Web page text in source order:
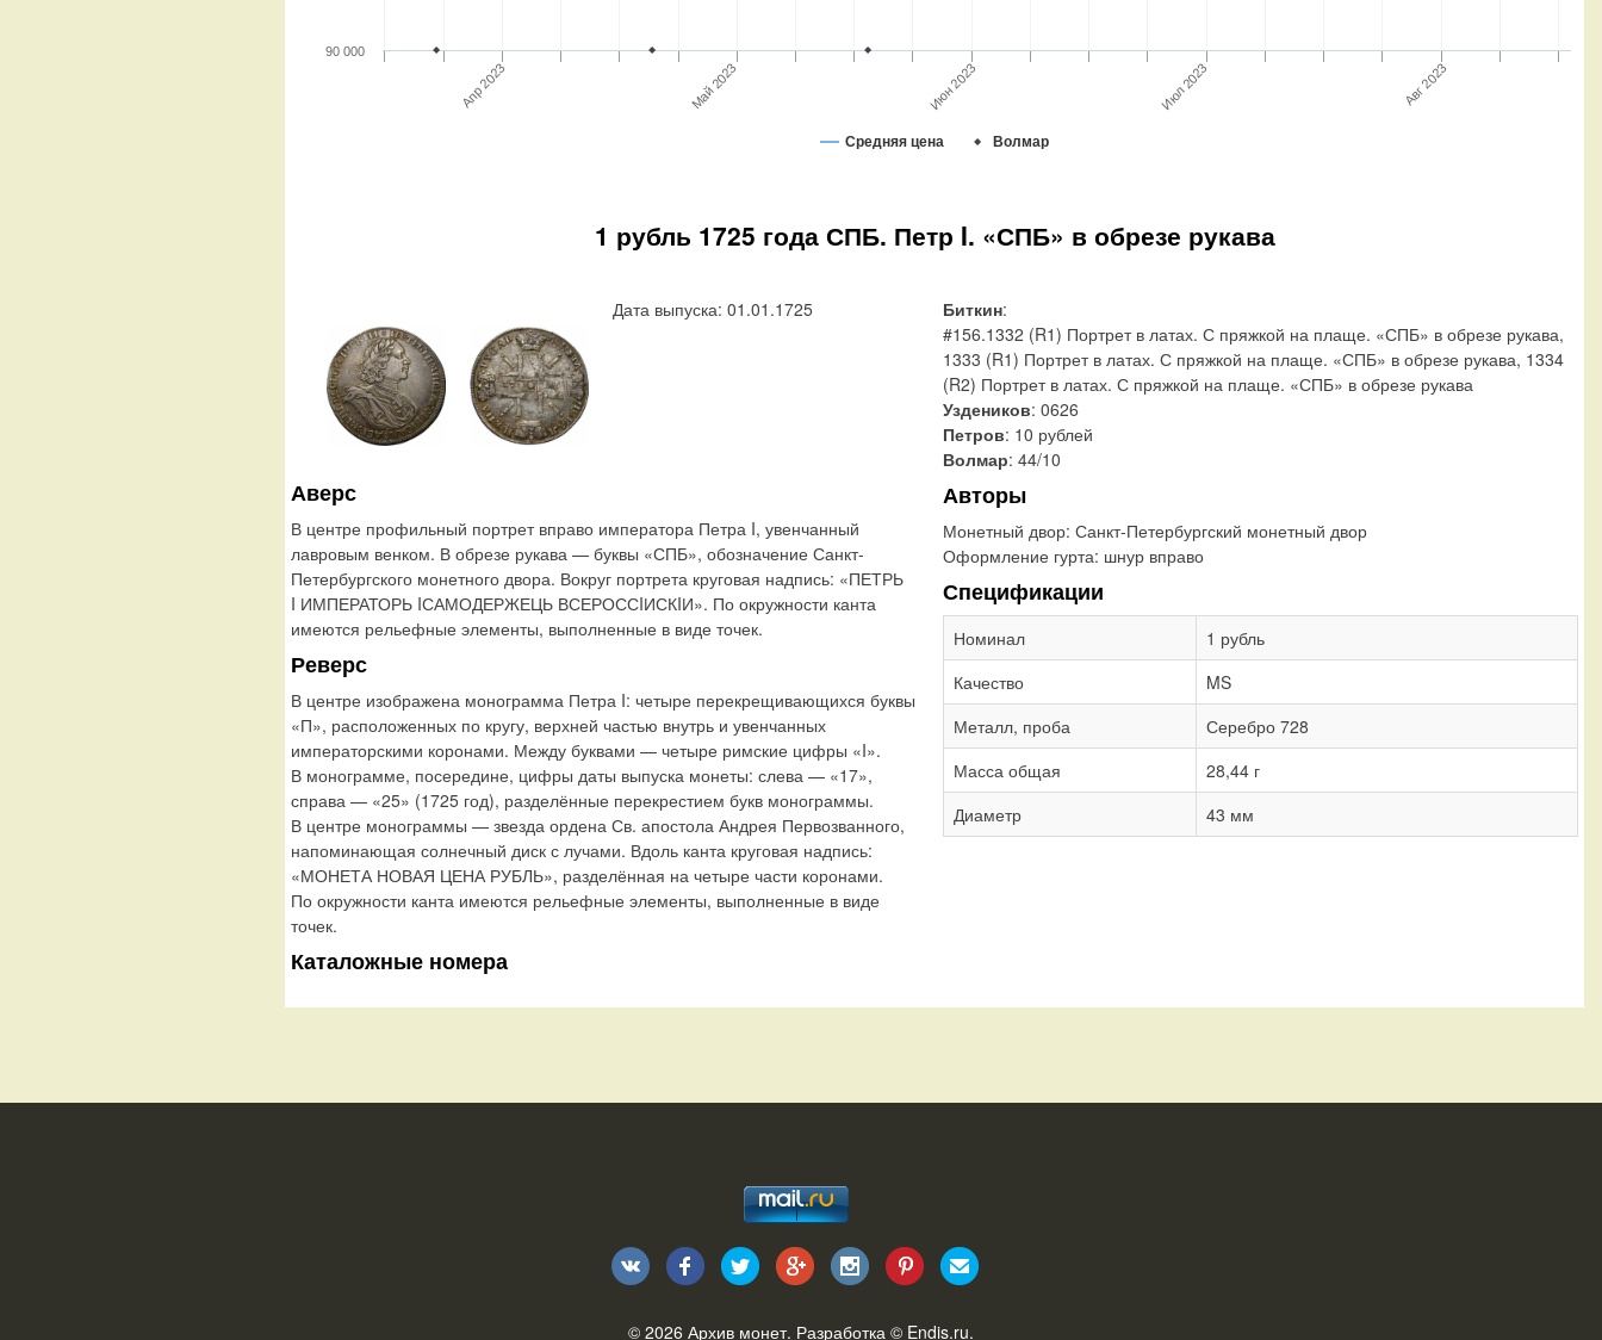
Средняя цена Волмар
Апр 2023 Май 2023 Июн 2023 Июл 2023 Авг 2023
90 000
1 рубль 1725 года СПБ. Петр I. «СПБ» в обрезе рукава
Дата выпуска: 01.01.1725
Аверс
В центре профильный портрет вправо императора Петра I, увенчанный
лавровым венком. В обрезе рукава — буквы «СПБ», обозначение Санкт-
Петербургского монетного двора. Вокруг портрета круговая надпись: «ПЕТРЬ
I ИМПЕРАТОРЬ IСАМОДЕРЖЕЦЬ ВСЕРОССIИСКIИ». По окружности канта
имеются рельефные элементы, выполненные в виде точек.
Реверс
В центре изображена монограмма Петра I: четыре перекрещивающихся буквы
«П», расположенных по кругу, верхней частью внутрь и увенчанных
императорскими коронами. Между буквами — четыре римские цифры «I».
В монограмме, посередине, цифры даты выпуска монеты: слева — «17»,
справа — «25» (1725 год), разделённые перекрестием букв монограммы.
В центре монограммы — звезда ордена Св. апостола Андрея Первозванного,
напоминающая солнечный диск с лучами. Вдоль канта круговая надпись:
«МОНЕТА НОВАЯ ЦЕНА РУБЛЬ», разделённая на четыре части коронами.
По окружности канта имеются рельефные элементы, выполненные в виде
точек.
Каталожные номера
Биткин:
#156.1332 (R1) Портрет в латах. С пряжкой на плаще. «СПБ» в обрезе рукава,
1333 (R1) Портрет в латах. С пряжкой на плаще. «СПБ» в обрезе рукава, 1334
(R2) Портрет в латах. С пряжкой на плаще. «СПБ» в обрезе рукава
Уздеников: 0626
Петров: 10 рублей
Волмар: 44/10
Авторы
Монетный двор: Санкт-Петербургский монетный двор
Оформление гурта: шнур вправо
Спецификации
Номинал
1 рубль
Качество
MS
Металл, проба
Серебро 728
Масса общая
28,44 г
Диаметр
43 мм
© 2026 Архив монет. Разработка © Endis.ru.